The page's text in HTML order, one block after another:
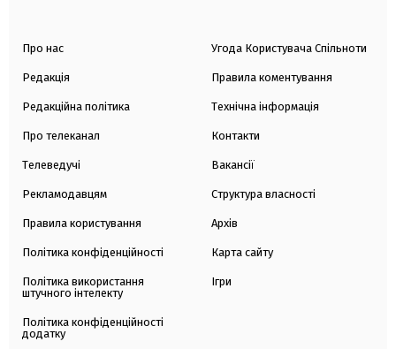
Про нас
Редакція
Редакційна політика
Про телеканал
Телеведучі
Рекламодавцям
Правила користування
Політика конфіденційності
Політика використання
штучного інтелекту
Політика конфіденційності
додатку
Угода Користувача Спільноти
Правила коментування
Технічна інформація
Контакти
Вакансії
Структура власності
Архів
Карта сайту
Ігри